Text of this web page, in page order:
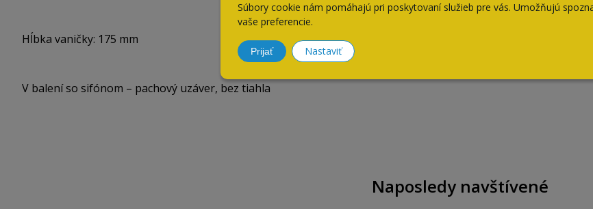
Súbory cookie nám pomáhajú pri poskytovaní služieb pre vás. Umožňujú
vaše preferencie.
Prijať Nastaviť
Hĺbka vaničky: 175 mm
V balení so sifónom – pachový uzáver, bez tiahla
Naposledy navštívené